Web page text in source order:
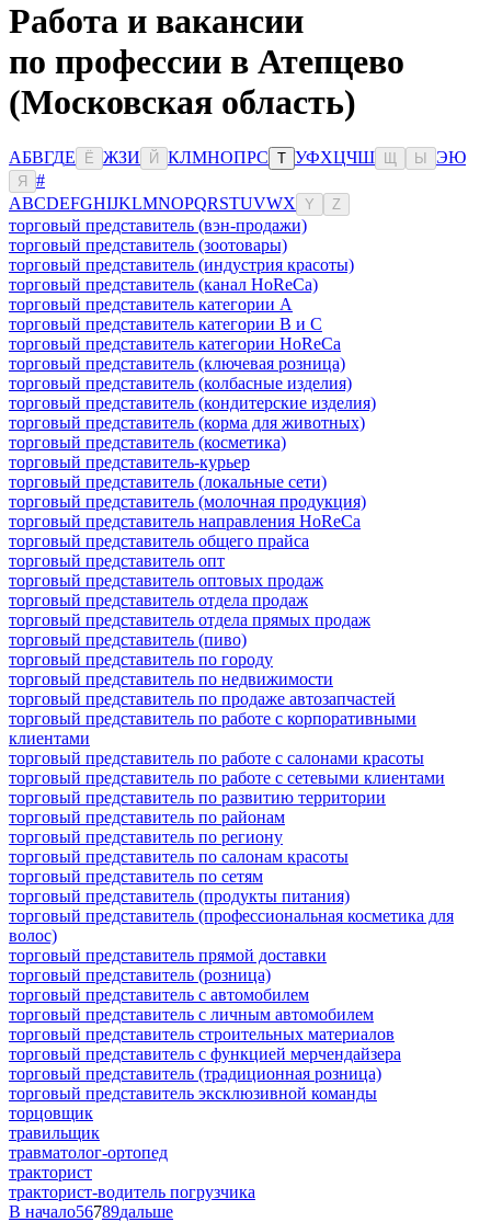
Работа и вакансии
по профессии в Атепцево
(Московская область)
АБВГДЕ Ё ЖЗИ Й КЛМНОПРС Т УФХЦЧШ Ы ЭЮ
Я
#
ABCDEFGHIJKLMNOPQRSTUVWX Y Z
торговый представитель (вэн-продажи)
торговый представитель (зоотовары)
торговый представитель (индустрия красоты)
торговый представитель (канал HoReCa)
торговый представитель категории A
торговый представитель категории B и C
торговый представитель категории HoReCa
торговый представитель (ключевая розница)
торговый представитель (колбасные изделия)
торговый представитель (кондитерские изделия)
торговый представитель (корма для животных)
торговый представитель (косметика)
торговый представитель-курьер
торговый представитель (локальные сети)
торговый представитель (молочная продукция)
торговый представитель направления HoReCa
торговый представитель общего прайса
торговый представитель опт
торговый представитель оптовых продаж
торговый представитель отдела продаж
торговый представитель отдела прямых продаж
торговый представитель (пиво)
торговый представитель по городу
торговый представитель по недвижимости
торговый представитель по продаже автозапчастей
торговый представитель по работе с корпоративными
клиентами
торговый представитель по работе с салонами красоты
торговый представитель по работе с сетевыми клиентами
торговый представитель по развитию территории
торговый представитель по районам
торговый представитель по региону
торговый представитель по салонам красоты
торговый представитель по сетям
торговый представитель (продукты питания)
торговый представитель (профессиональная косметика для
волос)
торговый представитель прямой доставки
торговый представитель (розница)
торговый представитель с автомобилем
торговый представитель с личным автомобилем
торговый представитель строительных материалов
торговый представитель с функцией мерчендайзера
торговый представитель (традиционная розница)
торговый представитель эксклюзивной команды
торцовщик
травильщик
травматолог-ортопед
тракторист
тракторист-водитель погрузчика
В начало56789дальше